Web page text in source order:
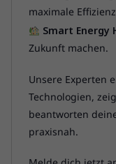
maximale
Smart Energy
Zukunft machen.
Unsere Experten
Technologien,
beantworten
praxisnah.